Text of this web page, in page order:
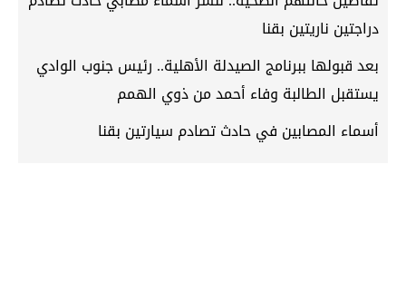
دراجتين ناريتين بقنا
بعد قبولها ببرنامج الصيدلة الأهلية.. رئيس جنوب الوادي
يستقبل الطالبة وفاء أحمد من ذوي الهمم
أسماء المصابين في حادث تصادم سيارتين بقنا